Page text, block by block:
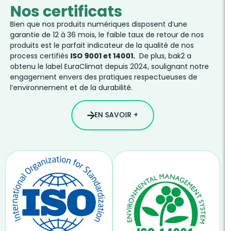
Nos certificats
Bien que nos produits numériques disposent d’une
garantie de 12 à 36 mois, le faible taux de retour de nos
produits est le parfait indicateur de la qualité de nos
process certifiés ISO 9001 et 14001. De plus, bak2 a
obtenu le label EuraClimat depuis 2024, soulignant notre
engagement envers des pratiques respectueuses de
l’environnement et de la durabilité.
EN SAVOIR +